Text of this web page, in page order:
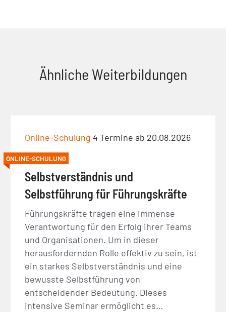
Ähnliche Weiterbildungen
Online-Schulung 4 Termine ab 20.08.2026
ONLINE-SCHULUNG
Selbstverständnis und
Selbstführung für Führungskräfte
Führungskräfte tragen eine immense
Verantwortung für den Erfolg ihrer Teams
und Organisationen. Um in dieser
herausfordernden Rolle effektiv zu sein, ist
ein starkes Selbstverständnis und eine
bewusste Selbstführung von
entscheidender Bedeutung. Dieses
intensive Seminar ermöglicht es…